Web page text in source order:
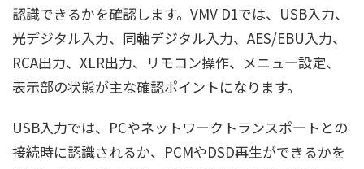
認識できるかを確認します。VMV D1では、USB入力、
光デジタル入力、同軸デジタル入力、AES/EBU入力、
RCA出力、XLR出力、リモコン操作、メニュー設定、
表示部の状態が主な確認ポイントになります。
USB入力では、PCやネットワークトランスポートとの
接続時に認識されるか、PCMやDSD再生ができるかを